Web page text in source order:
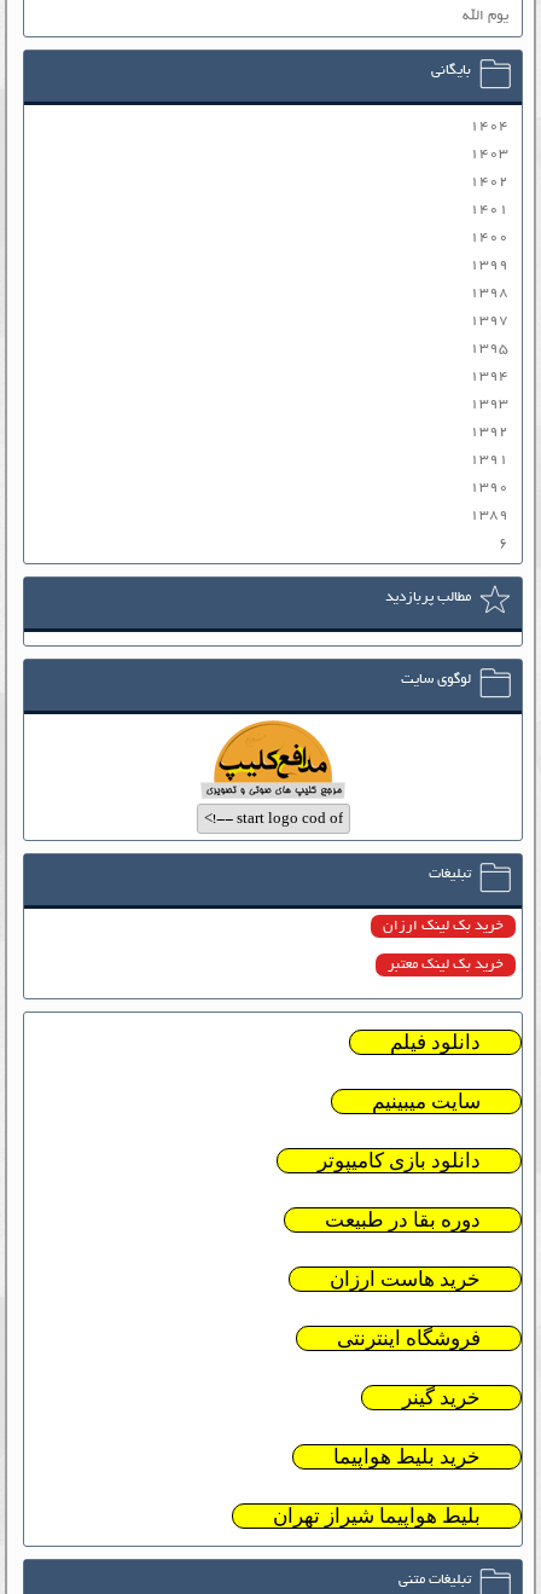
یوم الله
بایگانی
۱۴۰۴
۱۴۰۳
۱۴۰۲
۱۴۰۱
۱۴۰۰
۱۳۹۹
۱۳۹۸
۱۳۹۷
۱۳۹۵
۱۳۹۴
۱۳۹۳
۱۳۹۲
۱۳۹۱
۱۳۹۰
۱۳۸۹
۶
مطالب پربازدید
لوگوی سایت
تبلیغات
خرید بک لینک ارزان
خرید بک لینک معتبر
دانلود فیلم
سایت میبینیم
دانلود بازی کامیپوتر
دوره بقا در طبیعت
خرید هاست ارزان
فروشگاه اینترنتی
خرید گینر
خرید بلیط هواپیما
بلیط هواپیما شیراز تهران
تبلیغات متنی